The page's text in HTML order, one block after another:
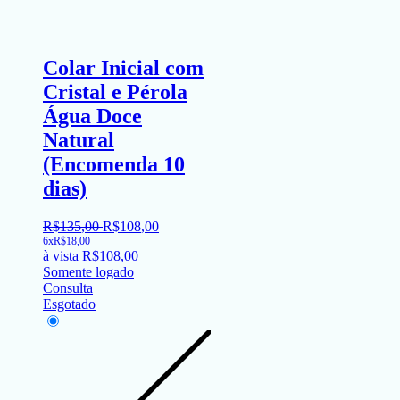
Colar Inicial com
Cristal e Pérola
Água Doce
Natural
(Encomenda 10
dias)
R$135,00 R$108,00
6xR$18,00
à vista R$108,00
Somente logado
Consulta
Esgotado